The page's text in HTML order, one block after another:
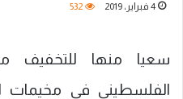
4 فبراير، 2019 532
سعيا منها للتخفيف
الفلسطيني في